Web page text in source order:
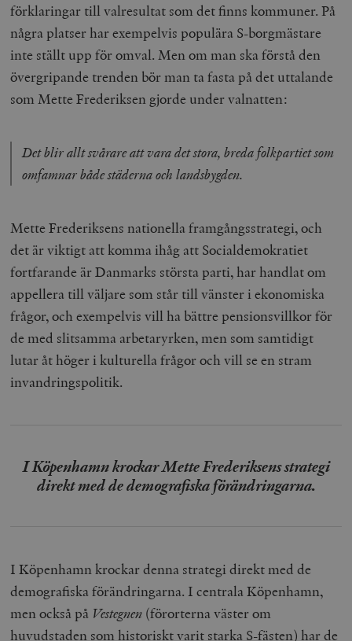
förklaringar till valresultat som det finns kommuner. På
några platser har exempelvis populära S-borgmästare
inte ställt upp för omval. Men om man ska förstå den
övergripande trenden bör man ta fasta på det uttalande
som Mette Frederiksen gjorde under valnatten:
Det blir allt svårare att vara det stora, breda folkpartiet som
omfamnar både städerna och landsbygden.
Mette Frederiksens nationella framgångsstrategi, och
det är viktigt att komma ihåg att Socialdemokratiet
fortfarande är Danmarks största parti, har handlat om
appellera till väljare som står till vänster i ekonomiska
frågor, och exempelvis vill ha bättre pensionsvillkor för
de med slitsamma arbetaryrken, men som samtidigt
lutar åt höger i kulturella frågor och vill se en stram
invandringspolitik.
I Köpenhamn krockar Mette Frederiksens strategi
direkt med de demografiska förändringarna.
I Köpenhamn krockar denna strategi direkt med de
demografiska förändringarna. I centrala Köpenhamn,
men också på Vestegnen (förorterna väster om
huvudstaden som historiskt varit starka S-fästen) har de